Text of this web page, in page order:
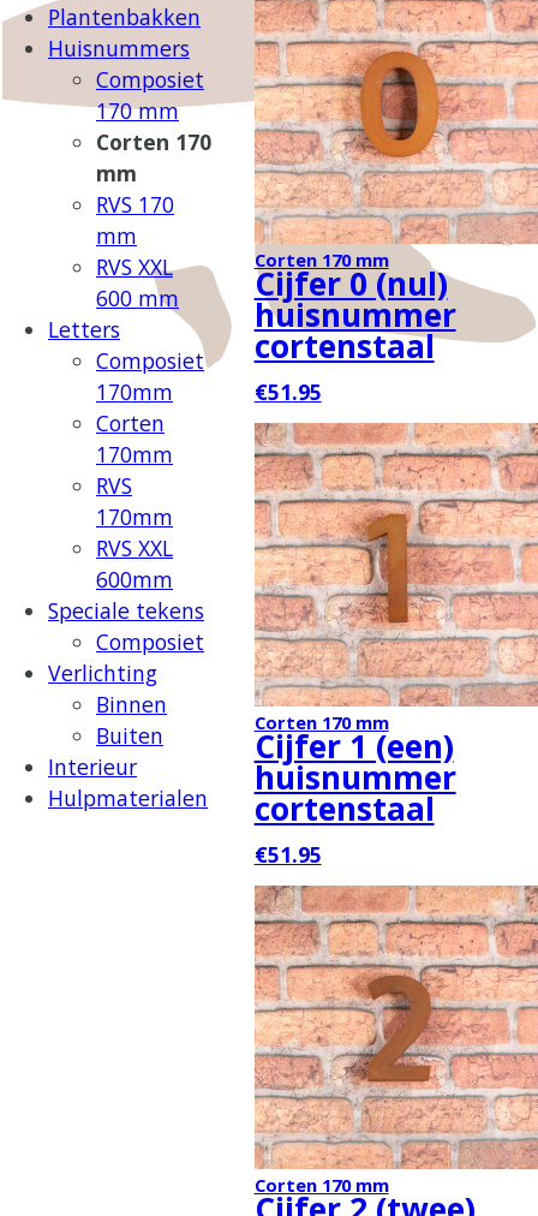
Plantenbakken
Huisnummers
Composiet
170 mm
Corten 170
mm
RVS 170
mm
RVS XXL
600 mm
Letters
Composiet
170mm
Corten
170mm
RVS
170mm
RVS XXL
600mm
Speciale tekens
Composiet
Verlichting
Binnen
Buiten
Interieur
Hulpmaterialen
Corten 170 mm
Cijfer 0 (nul)
huisnummer
cortenstaal
€51.95
Corten 170 mm
Cijfer 1 (een)
huisnummer
cortenstaal
€51.95
Corten 170 mm